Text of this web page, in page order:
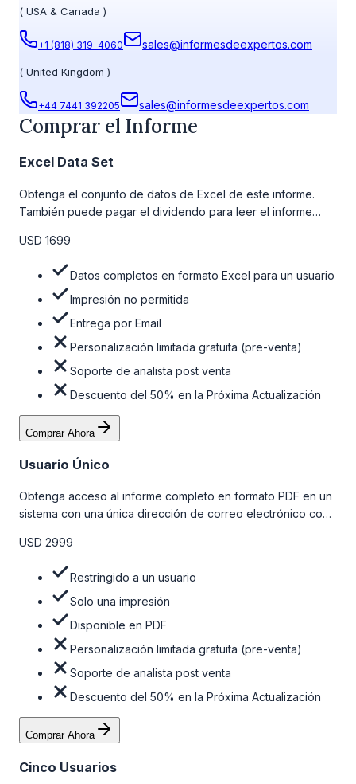
( USA & Canada )
+1 (818) 319-4060 sales@informesdeexpertos.com
( United Kingdom )
+44 7441 392205 sales@informesdeexpertos.com
Comprar el Informe
Excel Data Set
Obtenga el conjunto de datos de Excel de este informe.
También puede pagar el dividendo para leer el informe
la tabla de precios a continuación.
USD 1699
Datos completos en formato Excel para un usuario
Impresión no permitida
Entrega por Email
Personalización limitada gratuita (pre-venta)
Soporte de analista post venta
Descuento del 50% en la Próxima Actualización
Comprar Ahora
Usuario Único
Obtenga acceso al informe completo en formato PDF en un
sistema con una única dirección de correo electrónico con
la tabla de precios a continuación.
USD 2999
Restringido a un usuario
Solo una impresión
Disponible en PDF
Personalización limitada gratuita (pre-venta)
Soporte de analista post venta
Descuento del 50% en la Próxima Actualización
Comprar Ahora
Cinco Usuarios